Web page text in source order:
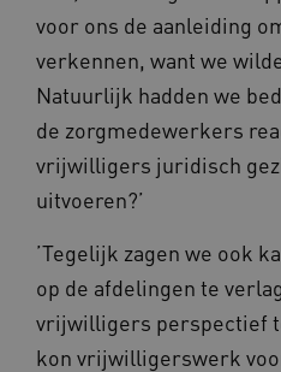
voor ons de aanleiding
verkennen, want we
Natuurlijk hadden we
de zorgmedewerkers
vrijwilligers juridisch
uitvoeren?’
’Tegelijk zagen we ook
op de afdelingen te
vrijwilligers perspectief
kon vrijwilligerswerk